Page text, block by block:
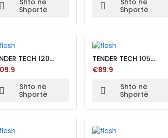
Shportë
Shportë
TECH 120
CUSHION
Shto në
Shportë
TENDER TECH 105
BLACK CUSHION
€89.9
Shto në
Shportë